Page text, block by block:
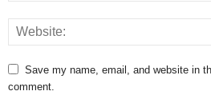
Save my name, email, and website in
comment.